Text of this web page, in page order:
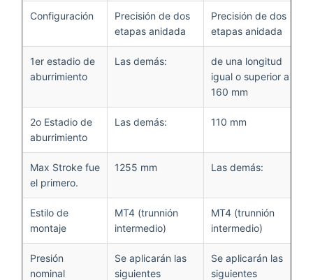
Configuración
Precisión de dos
etapas anidada
Precisión de dos
etapas anidada
1er estadio de
aburrimiento
Las demás:
de una longitud
igual o superior a
160 mm
2o Estadio de
aburrimiento
Las demás: 110 mm
Max Stroke fue
el primero.
1255 mm Las demás:
Estilo de
montaje
MT4 (trunnión
intermedio)
MT4 (trunnión
intermedio)
Presión
nominal
Se aplicarán las
siguientes
Se aplicarán las
siguientes